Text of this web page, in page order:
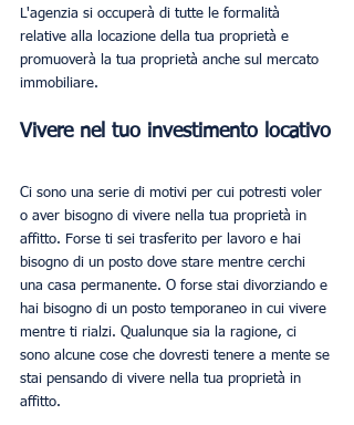
L'agenzia si occuperà di tutte le formalità
relative alla locazione della tua proprietà e
promuoverà la tua proprietà anche sul mercato
immobiliare.
Vivere nel tuo investimento locativo
Ci sono una serie di motivi per cui potresti voler
o aver bisogno di vivere nella tua proprietà in
affitto. Forse ti sei trasferito per lavoro e hai
bisogno di un posto dove stare mentre cerchi
una casa permanente. O forse stai divorziando e
hai bisogno di un posto temporaneo in cui vivere
mentre ti rialzi. Qualunque sia la ragione, ci
sono alcune cose che dovresti tenere a mente se
stai pensando di vivere nella tua proprietà in
affitto.